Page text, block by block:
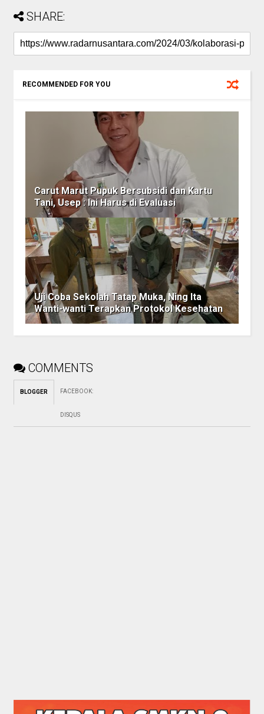
SHARE:
RECOMMENDED FOR YOU
Carut Marut Pupuk Bersubsidi dan Kartu
Tani, Usep : Ini Harus di Evaluasi
Uji Coba Sekolah Tatap Muka, Ning Ita
Wanti-wanti Terapkan Protokol Kesehatan
COMMENTS
BLOGGER FACEBOOK:
DISQUS